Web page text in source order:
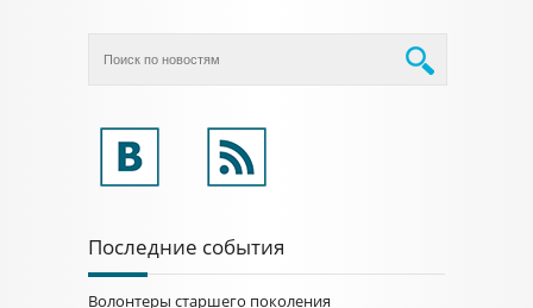
Последние события
Волонтеры старшего поколения